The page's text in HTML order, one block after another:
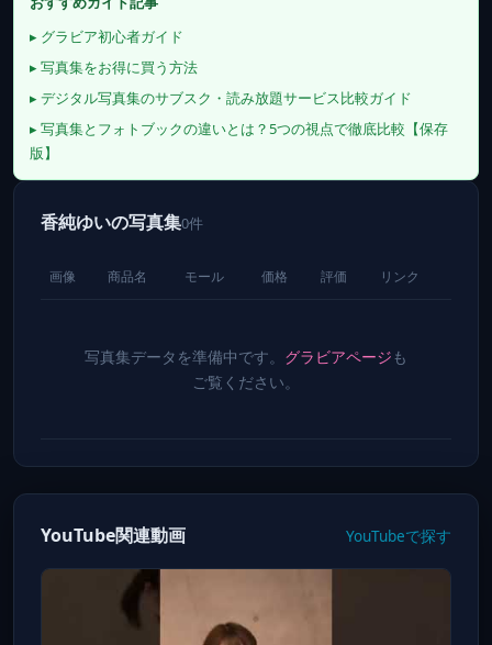
▸ グラビア初心者ガイド
▸ 写真集をお得に買う方法
▸ デジタル写真集のサブスク・読み放題サービス比較ガイド
▸ 写真集とフォトブックの違いとは？5つの視点で徹底比較【保存
版】
香純ゆいの写真集0件
画像 商品名 モール 価格 評価 リンク
写真集データを準備中です。 グラビアページも
ご覧ください。
YouTube関連動画 YouTubeで探す